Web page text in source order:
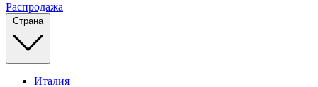
Распродажа
Страна
Италия